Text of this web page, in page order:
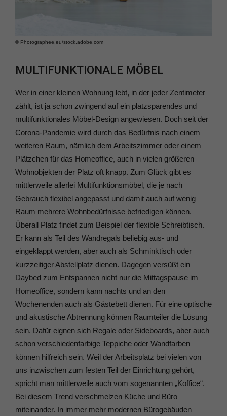
© Photographee.eu/​stock.adobe.com
MULTIFUNKTIONALE MÖBEL
Wer in einer kleinen Wohnung lebt, in der jeder Zentimeter
zählt, ist ja schon zwingend auf ein platzsparendes und
multifunktionales Möbel-Design angewiesen. Doch seit der
Corona-Pandemie wird durch das Bedürfnis nach einem
weiteren Raum, nämlich dem Arbeitszimmer oder einem
Plätzchen für das Homeoffice, auch in vielen größeren
Wohnobjekten der Platz oft knapp. Zum Glück gibt es
mittlerweile allerlei Multifunktionsmöbel, die je nach
Gebrauch flexibel angepasst und damit auch auf wenig
Raum mehrere Wohnbedürfnisse befriedigen können.
Überall Platz findet zum Beispiel der flexible Schreibtisch.
Er kann als Teil des Wandregals beliebig aus- und
eingeklappt werden, aber auch als Schminktisch oder
kurzzeitiger Abstellplatz dienen. Dagegen versüßt ein
Daybed zum Entspannen nicht nur die Mittagspause im
Homeoffice, sondern kann nachts und an den
Wochenenden auch als Gästebett dienen. Für eine optische
und akustische Abtrennung können Raumteiler die Lösung
sein. Dafür eignen sich Regale oder Sideboards, aber auch
schon verschiedenfarbige Teppiche oder Wandfarben
können hilfreich sein. Weil der Arbeitsplatz bei vielen von
uns inzwischen zum festen Teil der Einrichtung gehört,
spricht man mittlerweile auch vom sogenannten „Koffice“.
Bei diesem Trend verschmelzen Küche und Büro
miteinander. In immer mehr modernen Bürogebäuden